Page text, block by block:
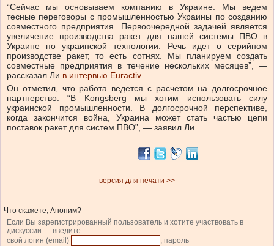
“Сейчас мы основываем компанию в Украине. Мы ведем
тесные переговоры с промышленностью Украины по созданию
совместного предприятия. Первоочередной задачей является
увеличение производства ракет для нашей системы ПВО в
Украине по украинской технологии. Речь идет о серийном
производстве ракет, то есть сотнях. Мы планируем создать
совместные предприятия в течение нескольких месяцев”, —
рассказал Ли в интервью Euractiv.
Он отметил, что работа ведется с расчетом на долгосрочное
партнерство. “В Kongsberg мы хотим использовать силу
украинской промышленности. В долгосрочной перспективе,
когда закончится война, Украина может стать частью цепи
поставок ракет для систем ПВО”, — заявил Ли.
версия для печати >>
Что скажете, Аноним?
Если Вы зарегистрированный пользователь и хотите участвовать в
дискуссии — введите
свой логин (email)
, пароль